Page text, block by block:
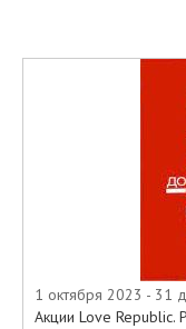
1 октября 2023 - 31
Акции Love Republic.